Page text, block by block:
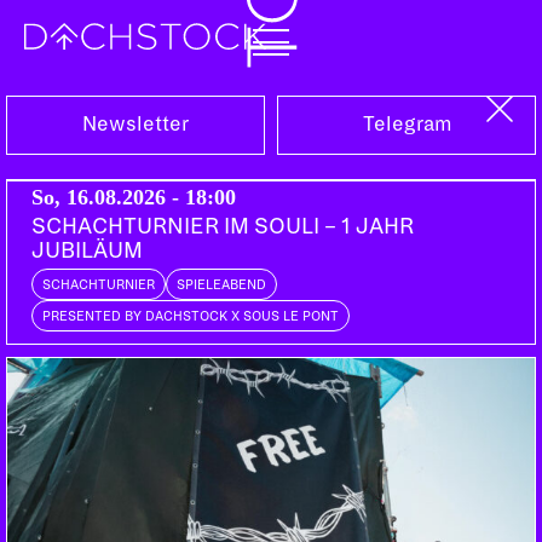
Do, 27.02.2014
JEANS FOR JESUS Bern | universal rec.
DOORS: ABENDKASSE:15.-
Newsletter Telegram
So, 16.08.2026 - 18:00
SCHACHTURNIER IM SOULI – 1 JAHR
JUBILÄUM
SCHACHTURNIER SPIELEABEND
PRESENTED BY DACHSTOCK X SOUS LE PONT